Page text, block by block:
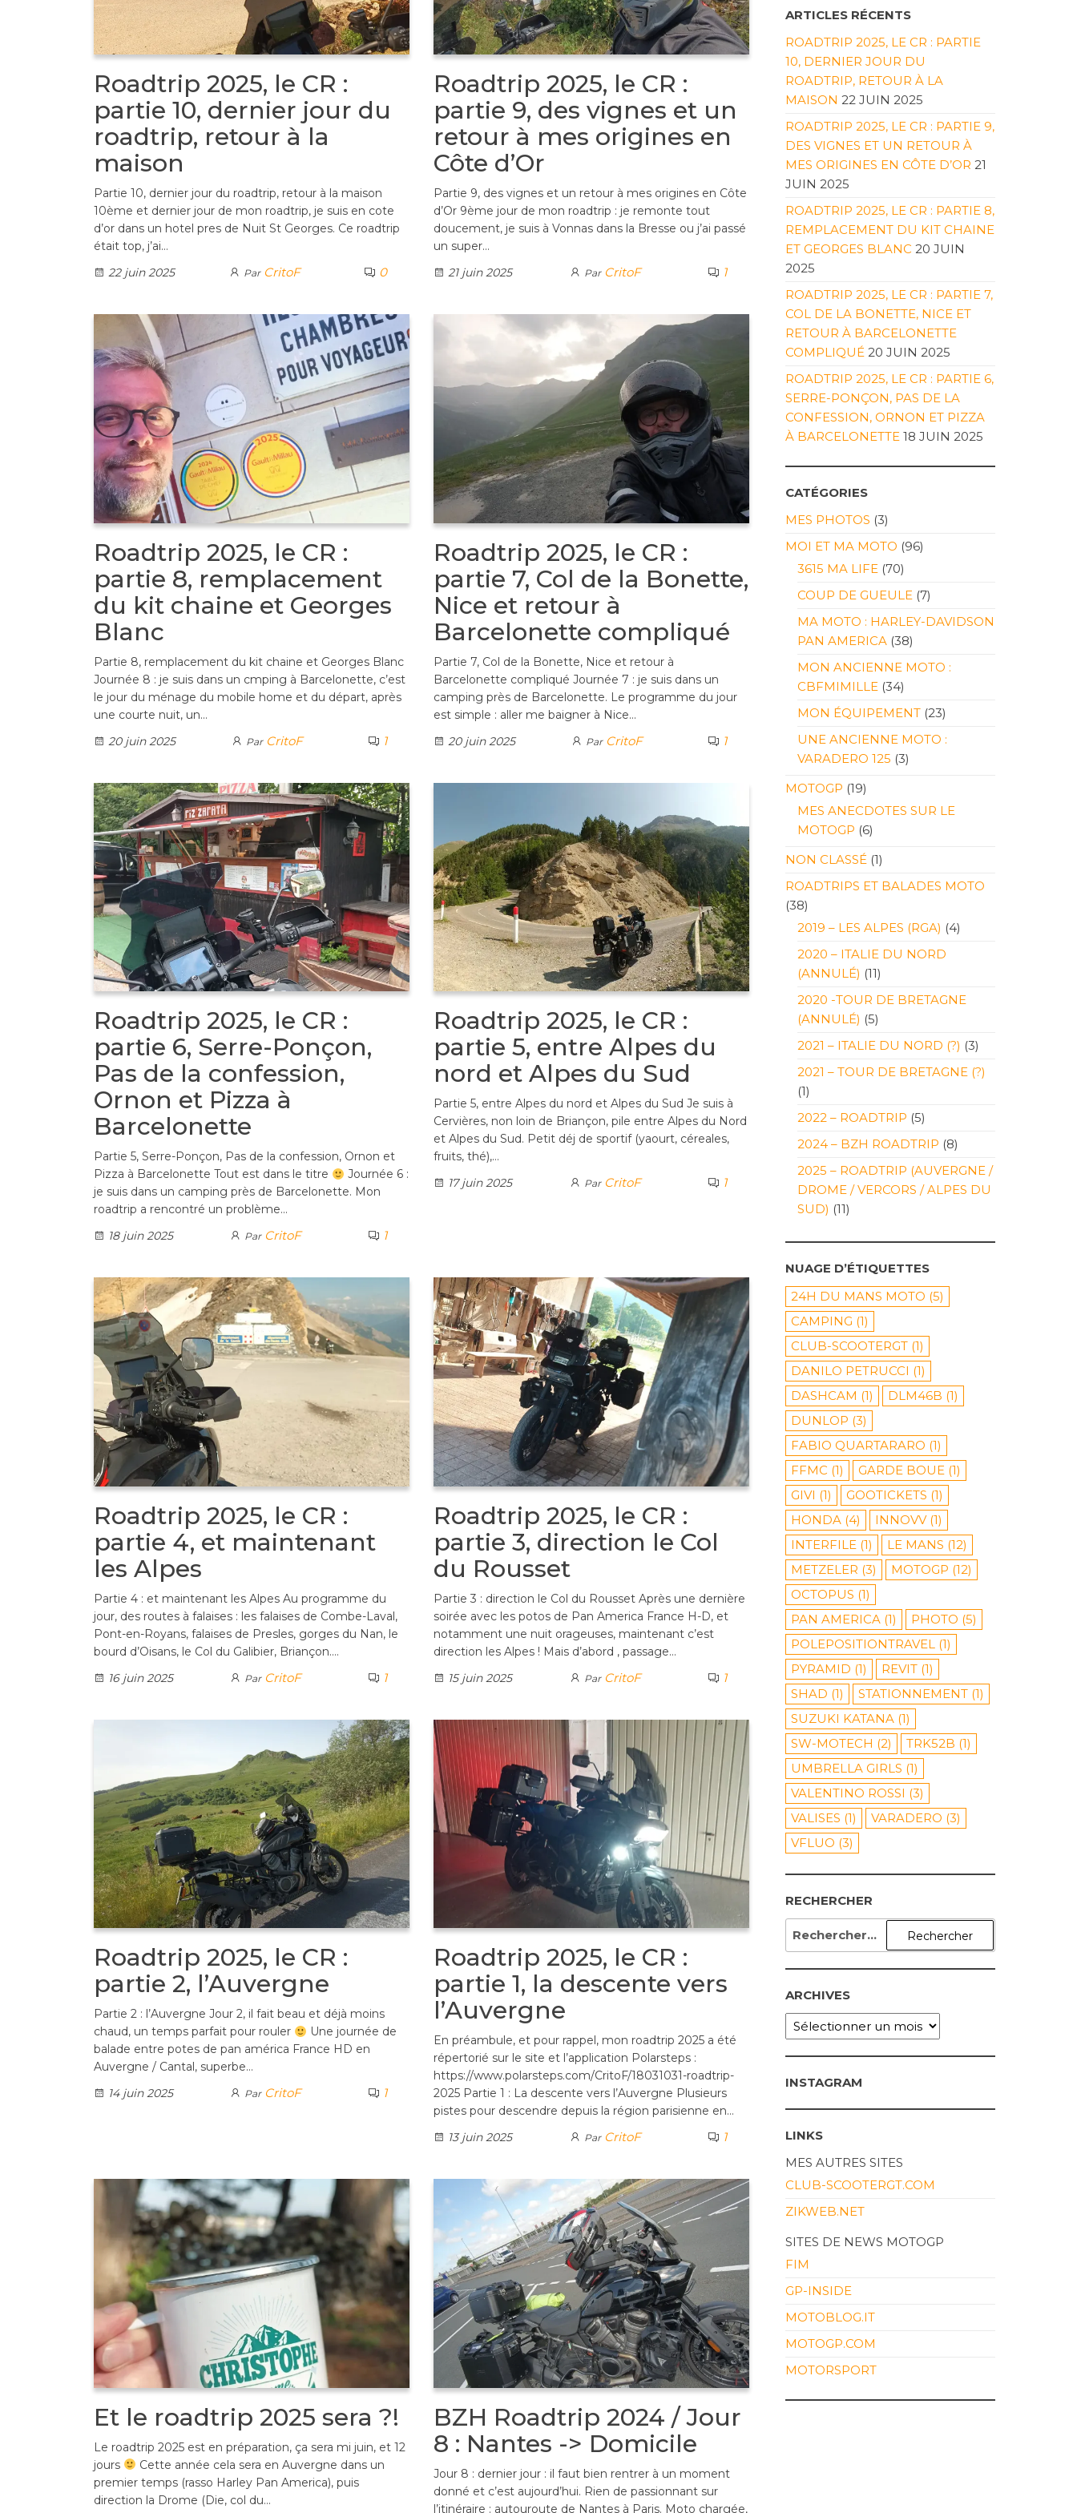
Roadtrip 2025, le CR :
partie 10, dernier jour du
roadtrip, retour à la
maison
Partie 10, dernier jour du roadtrip, retour à la maison
10ème et dernier jour de mon roadtrip, je suis en cote
d’or dans un hotel pres de Nuit St Georges. Ce roadtrip
était top, j’ai…
22 juin 2025
Par CritoF 0
Roadtrip 2025, le CR :
partie 9, des vignes et un
retour à mes origines en
Côte d’Or
Partie 9, des vignes et un retour à mes origines en Côte
d’Or 9ème jour de mon roadtrip : je remonte tout
doucement, je suis à Vonnas dans la Bresse ou j’ai passé
un super…
21 juin 2025
Par CritoF 1
Roadtrip 2025, le CR :
partie 8, remplacement
du kit chaine et Georges
Blanc
Partie 8, remplacement du kit chaine et Georges Blanc
Journée 8 : je suis dans un cmping à Barcelonette, c’est
le jour du ménage du mobile home et du départ, après
une courte nuit, un…
20 juin 2025
Par CritoF 1
Roadtrip 2025, le CR :
partie 7, Col de la Bonette,
Nice et retour à
Barcelonette compliqué
Partie 7, Col de la Bonette, Nice et retour à
Barcelonette compliqué Journée 7 : je suis dans un
camping près de Barcelonette. Le programme du jour
est simple : aller me baigner à Nice…
20 juin 2025
Par CritoF 1
Roadtrip 2025, le CR :
partie 6, Serre-Ponçon,
Pas de la confession,
Ornon et Pizza à
Barcelonette
Partie 5, Serre-Ponçon, Pas de la confession, Ornon et
Pizza à Barcelonette Tout est dans le titre
Journée 6 :
je suis dans un camping près de Barcelonette. Mon
roadtrip a rencontré un problème…
18 juin 2025
Par CritoF 1
Roadtrip 2025, le CR :
partie 5, entre Alpes du
nord et Alpes du Sud
Partie 5, entre Alpes du nord et Alpes du Sud Je suis à
Cervières, non loin de Briançon, pile entre Alpes du Nord
et Alpes du Sud. Petit déj de sportif (yaourt, céreales,
fruits, thé),…
17 juin 2025
Par CritoF 1
Roadtrip 2025, le CR :
partie 4, et maintenant
les Alpes
Partie 4 : et maintenant les Alpes Au programme du
jour, des routes à falaises : les falaises de Combe-Laval,
Pont-en-Royans, falaises de Presles, gorges du Nan, le
bourd d’Oisans, le Col du Galibier, Briançon.…
16 juin 2025
Par CritoF 1
Roadtrip 2025, le CR :
partie 3, direction le Col
du Rousset
Partie 3 : direction le Col du Rousset Après une dernière
soirée avec les potos de Pan America France H-D, et
notamment une nuit orageuses, maintenant c’est
direction les Alpes ! Mais d’abord , passage…
15 juin 2025
Par CritoF 1
Roadtrip 2025, le CR :
partie 2, l’Auvergne
Partie 2 : l’Auvergne Jour 2, il fait beau et déjà moins
chaud, un temps parfait pour rouler
Une journée de
balade entre potes de pan américa France HD en
Auvergne / Cantal, superbe…
14 juin 2025
Par CritoF 1
Roadtrip 2025, le CR :
partie 1, la descente vers
l’Auvergne
En préambule, et pour rappel, mon roadtrip 2025 a été
répertorié sur le site et l’application Polarsteps :
https://www.polarsteps.com/CritoF/18031031-roadtrip-
2025 Partie 1 : La descente vers l’Auvergne Plusieurs
pistes pour descendre depuis la région parisienne en…
13 juin 2025
Par CritoF 1
Et le roadtrip 2025 sera ?!
Le roadtrip 2025 est en préparation, ça sera mi juin, et 12
jours
Cette année cela sera en Auvergne dans un
premier temps (rasso Harley Pan America), puis
direction la Drome (Die, col du…
BZH Roadtrip 2024 / Jour
8 : Nantes -> Domicile
Jour 8 : dernier jour : il faut bien rentrer à un moment
donné et c’est aujourd’hui. Rien de passionnant sur
l’itinéraire : autouroute de Nantes à Paris. Moto chargée,
ARTICLES RÉCENTS
ROADTRIP 2025, LE CR : PARTIE
10, DERNIER JOUR DU
ROADTRIP, RETOUR À LA
MAISON 22 JUIN 2025
ROADTRIP 2025, LE CR : PARTIE 9,
DES VIGNES ET UN RETOUR À
MES ORIGINES EN CÔTE D’OR 21
JUIN 2025
ROADTRIP 2025, LE CR : PARTIE 8,
REMPLACEMENT DU KIT CHAINE
ET GEORGES BLANC 20 JUIN
2025
ROADTRIP 2025, LE CR : PARTIE 7,
COL DE LA BONETTE, NICE ET
RETOUR À BARCELONETTE
COMPLIQUÉ 20 JUIN 2025
ROADTRIP 2025, LE CR : PARTIE 6,
SERRE-PONÇON, PAS DE LA
CONFESSION, ORNON ET PIZZA
À BARCELONETTE 18 JUIN 2025
CATÉGORIES
MES PHOTOS (3)
MOI ET MA MOTO (96)
3615 MA LIFE(70)
COUP DE GUEULE(7)
MA MOTO : HARLEY-DAVIDSON
PAN AMERICA(38)
MON ANCIENNE MOTO :
CBFMIMILLE(34)
MON ÉQUIPEMENT(23)
UNE ANCIENNE MOTO :
VARADERO 125 (3)
MOTOGP (19)
MES ANECDOTES SUR LE
MOTOGP (6)
NON CLASSÉ(1)
ROADTRIPS ET BALADES MOTO
(38)
2019 – LES ALPES (RGA) (4)
2020 – ITALIE DU NORD
(ANNULÉ) (11)
2020 -TOUR DE BRETAGNE
(ANNULÉ) (5)
2021 – ITALIE DU NORD (?) (3)
2021 – TOUR DE BRETAGNE (?)
(1)
2022 – ROADTRIP (5)
2024 – BZH ROADTRIP (8)
2025 – ROADTRIP (AUVERGNE /
DROME / VERCORS / ALPES DU
SUD) (11)
NUAGE D’ÉTIQUETTES
24H DU MANS MOTO (5)
CAMPING (1)
CLUB-SCOOTERGT(1)
DANILO PETRUCCI (1)
DASHCAM (1) DLM46B (1)
DUNLOP (3)
FABIO QUARTARARO (1)
FFMC (1) GARDE BOUE(1)
GIVI (1) GOOTICKETS (1)
HONDA(4) INNOVV(1)
INTERFILE(1) LE MANS (12)
METZELER (3) MOTOGP (12)
OCTOPUS (1)
PAN AMERICA(1) PHOTO (5)
POLEPOSITIONTRAVEL(1)
PYRAMID (1) REVIT(1)
SHAD (1) STATIONNEMENT(1)
SUZUKI KATANA(1)
SW-MOTECH (2) TRK52B (1)
UMBRELLA GIRLS (1)
VALENTINO ROSSI (3)
VALISES (1) VARADERO (3)
VFLUO (3)
RECHERCHER
RECHERCHER :
ARCHIVES
ARCHIVES
INSTAGRAM
LINKS
MES AUTRES SITES
CLUB-SCOOTERGT.COM
ZIKWEB.NET
SITES DE NEWS MOTOGP
FIM
GP-INSIDE
MOTOBLOG.IT
MOTOGP.COM
MOTORSPORT